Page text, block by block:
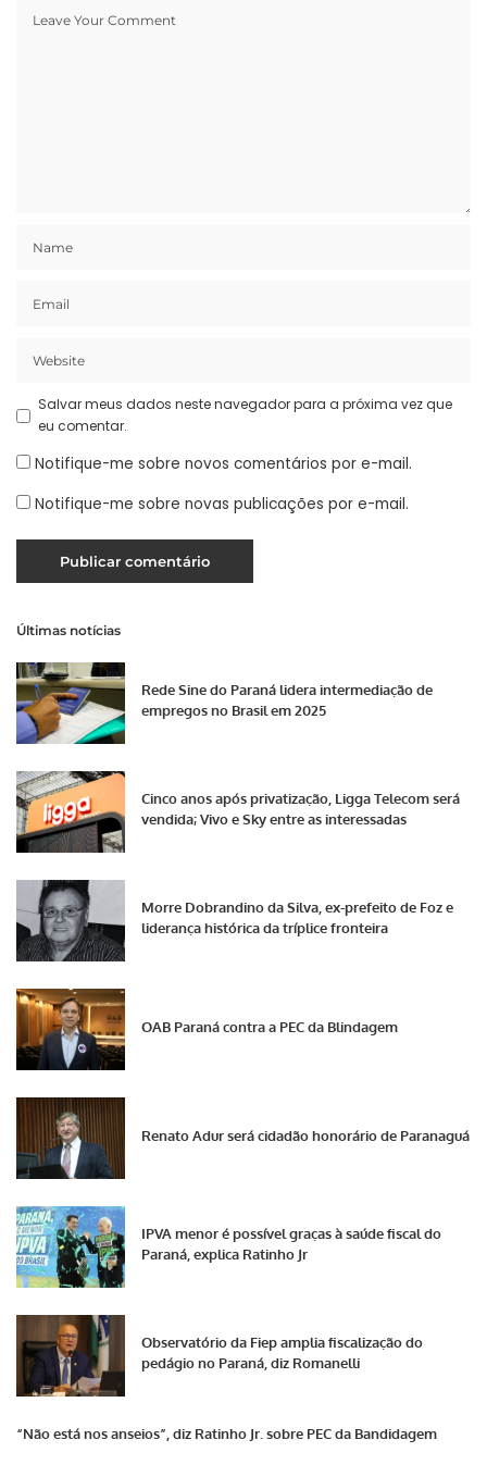
Salvar meus dados neste navegador para a próxima vez que
eu comentar.
Notifique-me sobre novos comentários por e-mail.
Notifique-me sobre novas publicações por e-mail.
Últimas notícias
Rede Sine do Paraná lidera intermediação de
empregos no Brasil em 2025
Cinco anos após privatização, Ligga Telecom será
vendida; Vivo e Sky entre as interessadas
Morre Dobrandino da Silva, ex-prefeito de Foz e
liderança histórica da tríplice fronteira
OAB Paraná contra a PEC da Blindagem
Renato Adur será cidadão honorário de Paranaguá
IPVA menor é possível graças à saúde fiscal do
Paraná, explica Ratinho Jr
Observatório da Fiep amplia fiscalização do
pedágio no Paraná, diz Romanelli
“Não está nos anseios”, diz Ratinho Jr. sobre PEC da Bandidagem